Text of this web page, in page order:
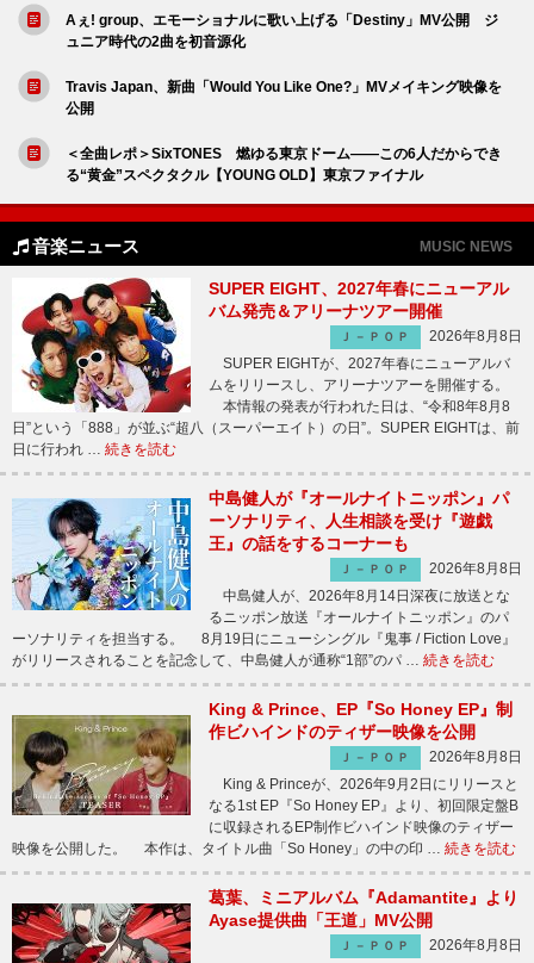
Aぇ! group、エモーショナルに歌い上げる「Destiny」MV公開 ジ
ュニア時代の2曲を初音源化
Travis Japan、新曲「Would You Like One?」MVメイキング映像を
公開
＜全曲レポ＞SixTONES 燃ゆる東京ドーム――この6人だからでき
る“黄金”スペクタクル【YOUNG OLD】東京ファイナル
音楽ニュース MUSIC NEWS
SUPER EIGHT、2027年春にニューアル
バム発売＆アリーナツアー開催
Ｊ－ＰＯＰ
2026年8月8日
SUPER EIGHTが、2027年春にニューアルバ
ムをリリースし、アリーナツアーを開催する。
本情報の発表が行われた日は、“令和8年8月8
日”という「888」が並ぶ“超八（スーパーエイト）の日”。SUPER EIGHTは、前
日に行われ … 続きを読む
中島健人が『オールナイトニッポン』パ
ーソナリティ、人生相談を受け『遊戯
王』の話をするコーナーも
Ｊ－ＰＯＰ
2026年8月8日
中島健人が、2026年8月14日深夜に放送とな
るニッポン放送『オールナイトニッポン』のパ
ーソナリティを担当する。 8月19日にニューシングル『鬼事 / Fiction Love』
がリリースされることを記念して、中島健人が通称“1部”のパ … 続きを読む
King & Prince、EP『So Honey EP』制
作ビハインドのティザー映像を公開
Ｊ－ＰＯＰ
2026年8月8日
King & Princeが、2026年9月2日にリリースと
なる1st EP『So Honey EP』より、初回限定盤B
に収録されるEP制作ビハインド映像のティザー
映像を公開した。 本作は、タイトル曲「So Honey」の中の印 … 続きを読む
葛葉、ミニアルバム『Adamantite』より
Ayase提供曲「王道」MV公開
Ｊ－ＰＯＰ
2026年8月8日